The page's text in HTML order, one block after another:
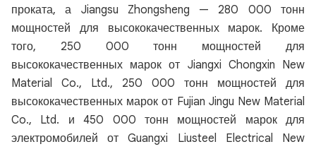
проката, а Jiangsu Zhongsheng — 280 000 тонн
мощностей для высококачественных марок. Кроме
того, 250 000 тонн мощностей для
высококачественных марок от Jiangxi Chongxin New
Material Co., Ltd., 250 000 тонн мощностей для
высококачественных марок от Fujian Jingu New Material
Co., Ltd. и 450 000 тонн мощностей марок для
электромобилей от Guangxi Liusteel Electrical New